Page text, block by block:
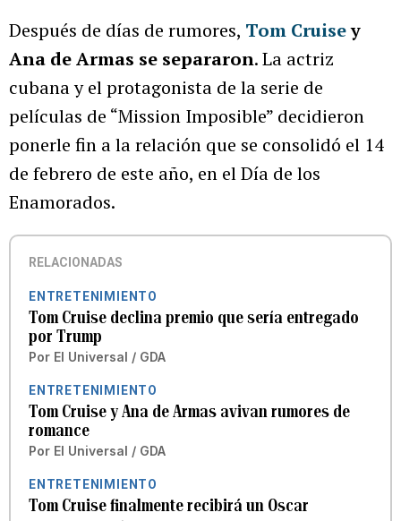
Después de días de rumores, Tom Cruisey
Ana de Armas se separaron. La actriz
cubana y el protagonista de la serie de
películas de “Mission Imposible” decidieron
ponerle fin a la relación que se consolidó el 14
de febrero de este año, en el Día de los
Enamorados.
RELACIONADAS
ENTRETENIMIENTO
Tom Cruise declina premio que sería entregado
por Trump
Por El Universal / GDA
ENTRETENIMIENTO
Tom Cruise y Ana de Armas avivan rumores de
romance
Por El Universal / GDA
ENTRETENIMIENTO
Tom Cruise finalmente recibirá un Oscar